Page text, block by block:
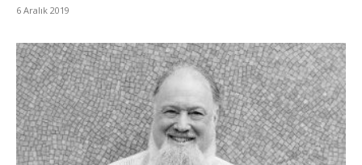
6 Aralık 2019